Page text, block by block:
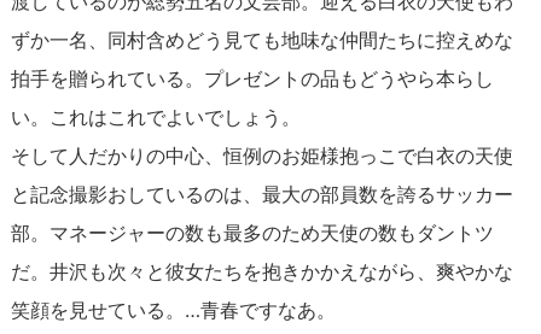
ずか一名、同村含めどう見ても地味な仲間たちに控えめな
拍手を贈られている。プレゼントの品もどうやら本らし
い。これはこれでよいでしょう。
そして人だかりの中心、恒例のお姫様抱っこで白衣の天使
と記念撮影おしているのは、最大の部員数を誇るサッカー
部。マネージャーの数も最多のため天使の数もダントツ
だ。井沢も次々と彼女たちを抱きかかえながら、爽やかな
笑顔を見せている。…青春ですなあ。